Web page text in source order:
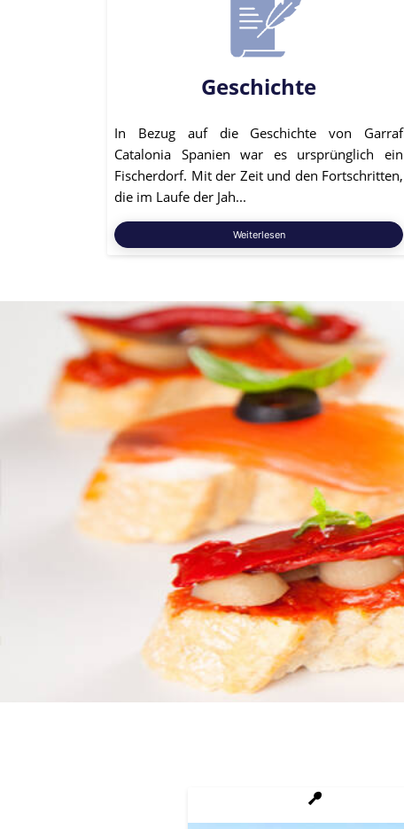
Geschichte
In Bezug auf die Geschichte von Garraf
Catalonia Spanien war es ursprünglich ein
Fischerdorf. Mit der Zeit und den Fortschritten,
die im Laufe der Jah...
Weiterlesen